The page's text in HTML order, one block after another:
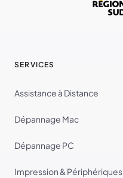
SERVICES
Assistance à Distance
Dépannage Mac
Dépannage PC
Impression & Périphériques